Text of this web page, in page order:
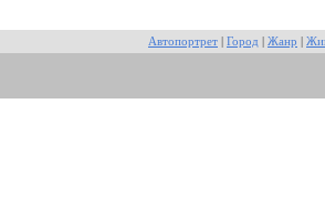
Автопортрет Город Жанр